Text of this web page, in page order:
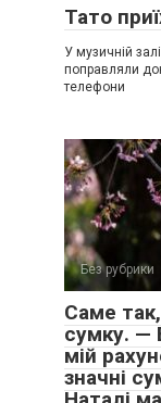
Тато
У музичній
поправляли
телефони
Без рубрики
Саме
сумку. —
мій
значні